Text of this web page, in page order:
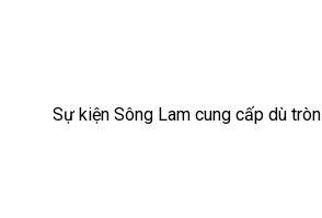
Sự kiện Sông Lam cung cấp dù